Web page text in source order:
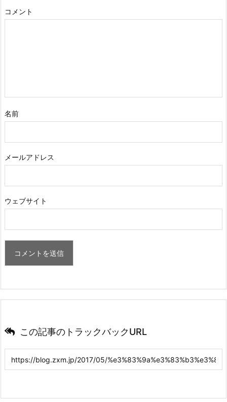
コメント
名前
メールアドレス
ウェブサイト
この記事のトラックバックURL